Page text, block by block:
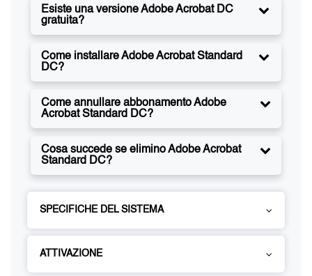
Esiste una versione Adobe Acrobat DC
gratuita?
Come installare Adobe Acrobat Standard
DC?
Come annullare abbonamento Adobe
Acrobat Standard DC?
Cosa succede se elimino Adobe Acrobat
Standard DC?
SPECIFICHE DEL SISTEMA
ATTIVAZIONE